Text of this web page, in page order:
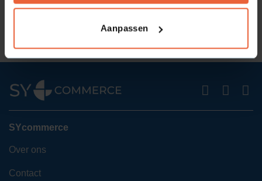
Aanpassen
Wat is een Collectors item? Wat is Comment Spam?
SYcommerce
Over ons
Contact